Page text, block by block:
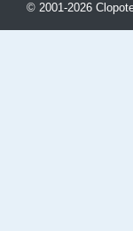
© 2001-2026